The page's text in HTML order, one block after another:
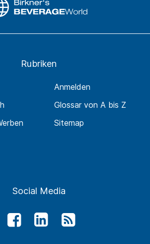
Rubriken
Anmelden
Glossar von A bis Z
Sitemap
Social Media